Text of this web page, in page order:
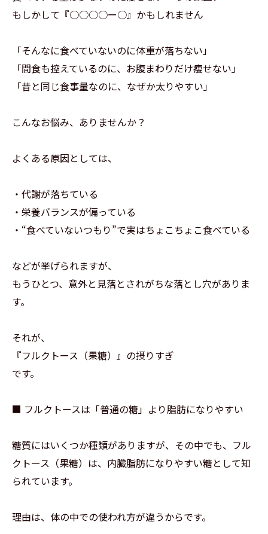
もしかして『○○○○ー○』かもしれません
「そんなに食べていないのに体重が落ちない」
「間食も控えているのに、お腹まわりだけ痩せない」
「昔と同じ食事量なのに、なぜか太りやすい」
こんなお悩み、ありませんか？
よくある原因としては、
・代謝が落ちている
・栄養バランスが偏っている
・“食べていないつもり”で実はちょこちょこ食べている
などが挙げられますが、
もうひとつ、意外と見落とされがちな落とし穴がありま
す。
それが、
『フルクトース（果糖）』の摂りすぎ
です。
■ フルクトースは「普通の糖」より脂肪になりやすい
糖質にはいくつか種類がありますが、その中でも、フル
クトース（果糖）は、内臓脂肪になりやすい糖として知
られています。
理由は、体の中での使われ方が違うからです。